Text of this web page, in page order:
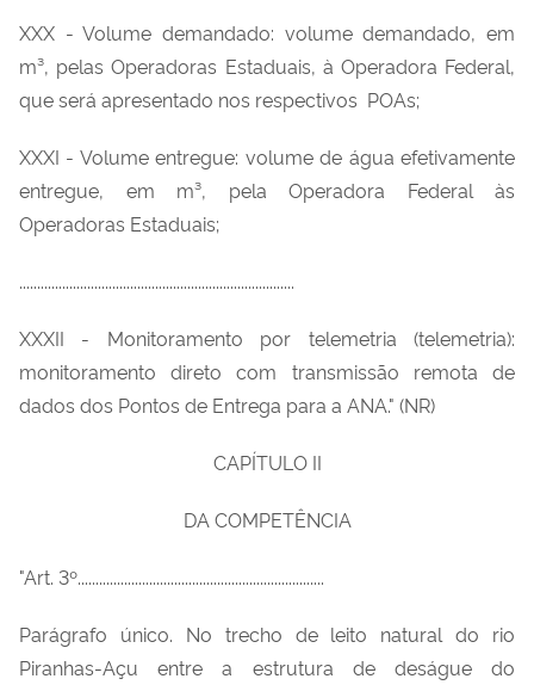
XXX - Volume demandado: volume demandado, em
m³, pelas Operadoras Estaduais, à Operadora Federal,
que será apresentado nos respectivos POAs;
XXXI - Volume entregue: volume de água efetivamente
entregue, em m³, pela Operadora Federal às
Operadoras Estaduais;
.............................................................................
XXXII - Monitoramento por telemetria (telemetria):
monitoramento direto com transmissão remota de
dados dos Pontos de Entrega para a ANA." (NR)
CAPÍTULO II
DA COMPETÊNCIA
"Art. 3º.....................................................................
Parágrafo único. No trecho de leito natural do rio
Piranhas-Açu entre a estrutura de deságue do